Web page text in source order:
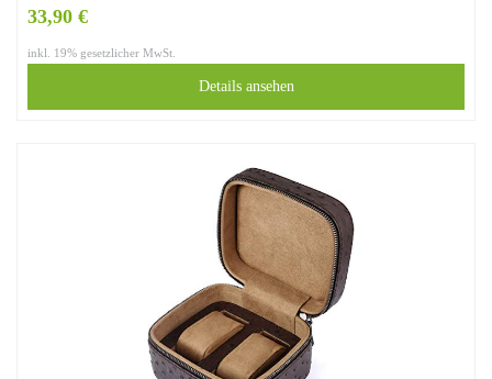
33,90 €
inkl. 19% gesetzlicher MwSt.
Details ansehen